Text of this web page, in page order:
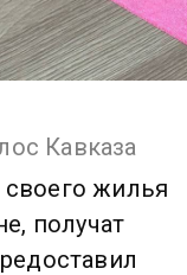
Кавказа
жилья
получат